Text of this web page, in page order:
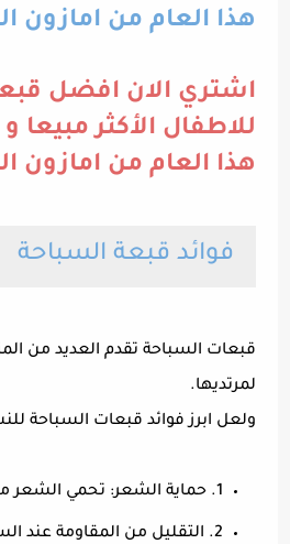
هذا العام من امازون
اشتري الان افضل
للاطفال الأكثر مبيعا
هذا العام من امازون
فوائد قبعة السباحة
قبعات السباحة تقدم العديد من
لمرتديها.
ولعل ابرز فوائد قبعات السباحة
1. حماية الشعر: تحمي الشعر من تأثير الماء والكلور.
2. التقليل من المقاومة عند